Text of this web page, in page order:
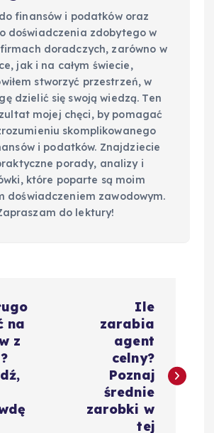
finansów i podatków oraz
doświadczenia zdobytego w
firmach doradczych, zarówno w
jak i na całym świecie,
stworzyć przestrzeń, w
dzielić się swoją wiedzą. Ten
mojej chęci, by pomagać
skomplikowanego
i podatków. Znajdziecie
porady, analizy i
które poparte są moim
doświadczeniem zawodowym.
do lektury!
na
z
Ile
zarabia
agent
celny?
Poznaj
średnie
zarobki w
tej